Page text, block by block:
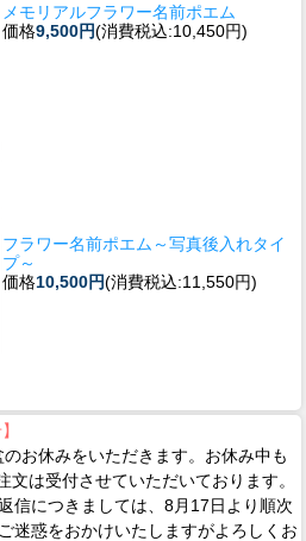
メモリアルフラワー名前ポエム
価格9,500円(消費税込:10,450円)
フラワー名前ポエム～写真後入れタイ
プ～
価格10,500円(消費税込:11,550円)
お休みをいただきます。お休み中も
文は受付させていただいております。
信につきましては、8月17日より順次
迷惑をおかけいたしますがよろしくお